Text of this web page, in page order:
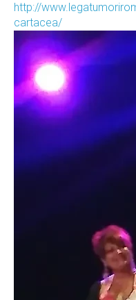
http://
cartacea/